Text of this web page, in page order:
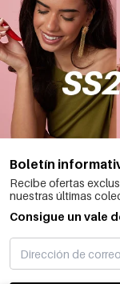
Boletín
Recibe ofertas
nuestras últimas
Consigue un vale